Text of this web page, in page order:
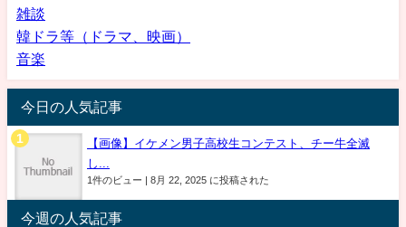
雑談
韓ドラ等（ドラマ、映画）
音楽
今日の人気記事
【画像】イケメン男子高校生コンテスト、チー牛全滅
し...
1件のビュー | 8月 22, 2025 に投稿された
今週の人気記事